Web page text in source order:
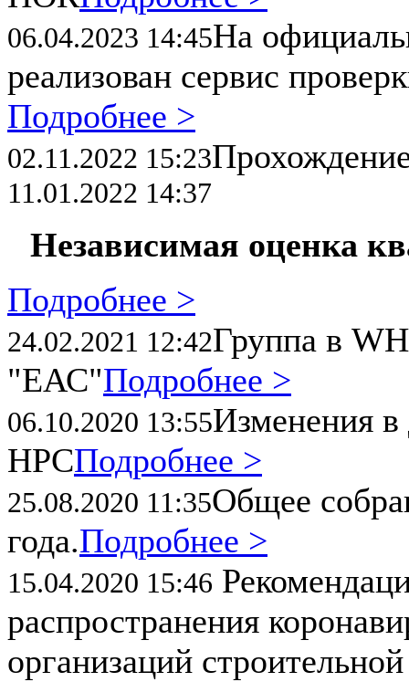
06.04.2023 14:45На
реализован сервис
Подробнее >
02.11.2022 15:23
11.01.2022 14:37
Независимая оценка
Подробнее >
24.02.2021 12:42Группа в
"ЕАС"Подробнее >
06.10.2020 13:55Изменения в
НРСПодробнее >
25.08.2020 11:35Общее
года.Подробнее >
15.04.2020 15:46
распространения
организаций